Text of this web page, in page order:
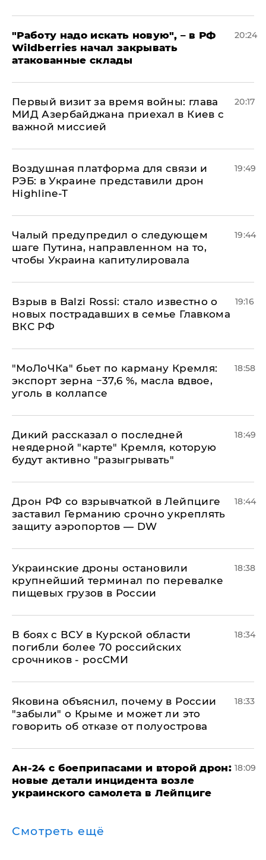
"Работу надо искать новую", – в РФ
Wildberries начал закрывать
атакованные склады
20:24
Первый визит за время войны: глава
МИД Азербайджана приехал в Киев с
важной миссией
20:17
Воздушная платформа для связи и
РЭБ: в Украине представили дрон
Highline-T
19:49
Чалый предупредил о следующем
шаге Путина, направленном на то,
чтобы Украина капитулировала
19:44
Взрыв в Balzi Rossi: стало известно о
новых пострадавших в семье Главкома
ВКС РФ
19:16
​"МоЛоЧКа" бьет по карману Кремля:
экспорт зерна −37,6 %, масла вдвое,
уголь в коллапсе
18:58
Дикий рассказал о последней
неядерной "карте" Кремля, которую
будут активно "разыгрывать"
18:49
​Дрон РФ со взрывчаткой в Лейпциге
заставил Германию срочно укреплять
защиту аэропортов — DW
18:44
Украинские дроны остановили
крупнейший терминал по перевалке
пищевых грузов в России
18:38
В боях с ВСУ в Курской области
погибли более 70 российских
срочников - росСМИ
18:34
Яковина объяснил, почему в России
"забыли" о Крыме и может ли это
говорить об отказе от полуострова
18:33
Ан-24 с боеприпасами и второй дрон:
новые детали инцидента возле
украинского самолета в Лейпциге
18:09
Смотреть ещё